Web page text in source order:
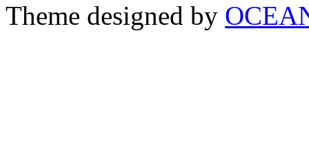
Theme designed by